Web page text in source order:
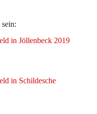
in Jöllenbeck 2019
in Schildesche